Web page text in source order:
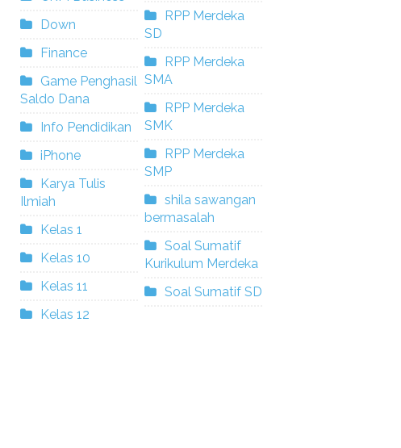
Down
Finance
Game Penghasil
Saldo Dana
Info Pendidikan
iPhone
Karya Tulis
Ilmiah
Kelas 1
Kelas 10
Kelas 11
Kelas 12
RPP Merdeka
SD
RPP Merdeka
SMA
RPP Merdeka
SMK
RPP Merdeka
SMP
shila sawangan
bermasalah
Soal Sumatif
Kurikulum Merdeka
Soal Sumatif SD